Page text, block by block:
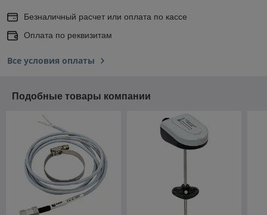
Безналичный расчет или оплата по кассе
Оплата по реквизитам
Все условия оплаты
Подобные товары компании